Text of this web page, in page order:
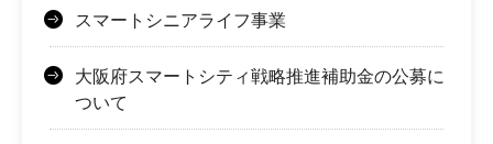
スマートシニアライフ事業
大阪府スマートシティ戦略推進補助金の公募に
ついて